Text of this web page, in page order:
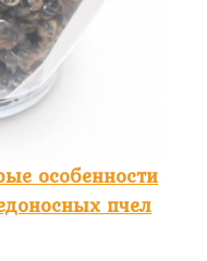
особенности
пчел